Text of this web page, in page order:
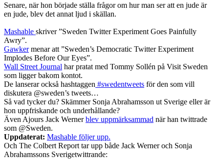
Senare, när hon började ställa frågor om hur man ser att en jude är
en jude, blev det annat ljud i skällan.
Mashable skriver ”Sweden Twitter Experiment Goes Painfully
Awry”.
Gawkermenar att ”Sweden’s Democratic Twitter Experiment
Implodes Before Our Eyes”.
Wall Street Journal har pratat med Tommy Sollén på Visit Sweden
som ligger bakom kontot.
De lanserar också hashtaggen #swedentweets för den som vill
diskutera @sweden’s tweets…
Så vad tycker du? Skämmer Sonja Abrahamsson ut Sverige eller är
hon uppfriskande och underhållande?
Även Ajours Jack Wernerblev uppmärksammad när han twittrade
som @Sweden.
Uppdaterat: Mashable följer upp.
Och The Colbert Report tar upp både Jack Werner och Sonja
Abrahamssons Sverigetwittrande: